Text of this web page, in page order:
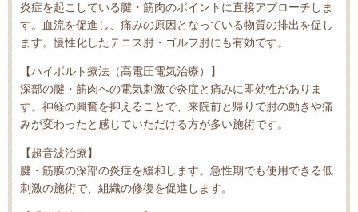
炎症を起こしている腱・筋肉のポイントに直接アプローチしま
す。血流を促進し、痛みの原因となっている物質の排出を促し
ます。慢性化したテニス肘・ゴルフ肘にも有効です。
【ハイボルト療法（高電圧電気治療）】
深部の腱・筋肉への電気刺激で炎症と痛みに即効性がありま
す。神経の興奮を抑えることで、来院前と帰りで肘の動きや痛
みが変わったと感じていただける方が多い施術です。
【超音波治療】
腱・筋膜の深部の炎症を緩和します。急性期でも使用できる低
刺激の施術で、組織の修復を促進します。